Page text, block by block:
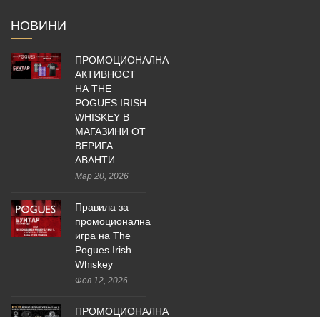
НОВИНИ
ПРОМОЦИОНАЛНА
АКТИВНОСТ
НА THE
POGUES IRISH
WHISKEY В
МАГАЗИНИ ОТ
ВЕРИГА
АВАНТИ
Мар 20, 2026
Правила за
промоционална
игра на The
Pogues Irish
Whiskey
Фев 12, 2026
ПРОМОЦИОНАЛНА